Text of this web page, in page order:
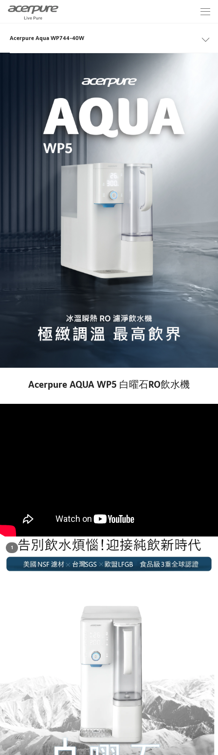
Acerpure Aqua WP744-40W
Acerpure AQUA WP5 白曜石RO飲水機
" title="YouTube video player" frameborder="0" allow="accelerometer; autoplay; clipboard-write;
encrypted-media; gyroscope; picture-in-picture" allowfullscreen>
1